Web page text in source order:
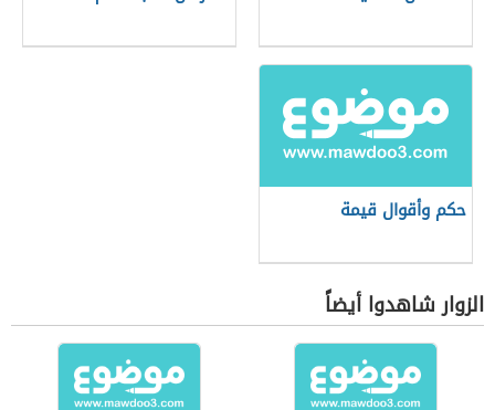
حكم وأقوال قيمة
الزوار شاهدوا أيضاً